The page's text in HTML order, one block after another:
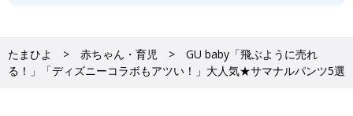
と定番商品を合わせてご紹介します。
たまひよ 赤ちゃん・育児
GU baby「飛ぶように売れ
る！」「ディズニーコラボもアツい！」大人気★サマナルパンツ5選